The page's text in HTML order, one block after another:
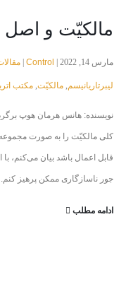
مالکیّت و
مارس 14, 2022 | Control
لیبرتاریانیسم , مالکیّت, مکتب
نویسنده: ‌هانس هرمان هوپ
کلی مالکیّت را به صورت
قابل اعمال باشد بیان می‌کنم،
جور ناسازگاری ممکن پرهیز کنم.
ادامه مطلب